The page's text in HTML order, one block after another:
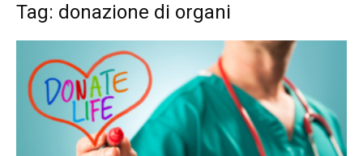
Tag: donazione di organi